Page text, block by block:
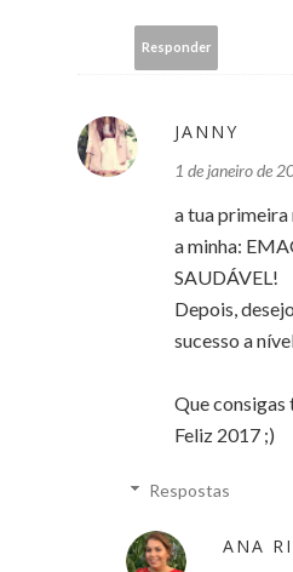
Responder
JANNY
1 de janeiro de
a tua
a minha:
SAUDÁVEL!
Depois,
sucesso a
Que consigas
Feliz 2017 ;)
Respostas
ANA